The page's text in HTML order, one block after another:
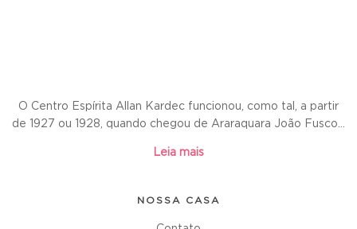
O Centro Espírita Allan Kardec funcionou, como tal, a partir
de 1927 ou 1928, quando chegou de Araraquara João Fusco...
Leia mais
NOSSA CASA